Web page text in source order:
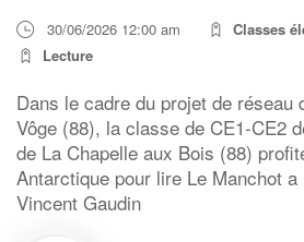
30/06/2026 12:00 am
Classes
Lecture
Dans le cadre du projet de réseau
Vôge (88), la classe de CE1-CE2
de La Chapelle aux Bois (88)
Antarctique pour lire Le Manchot
Vincent Gaudin